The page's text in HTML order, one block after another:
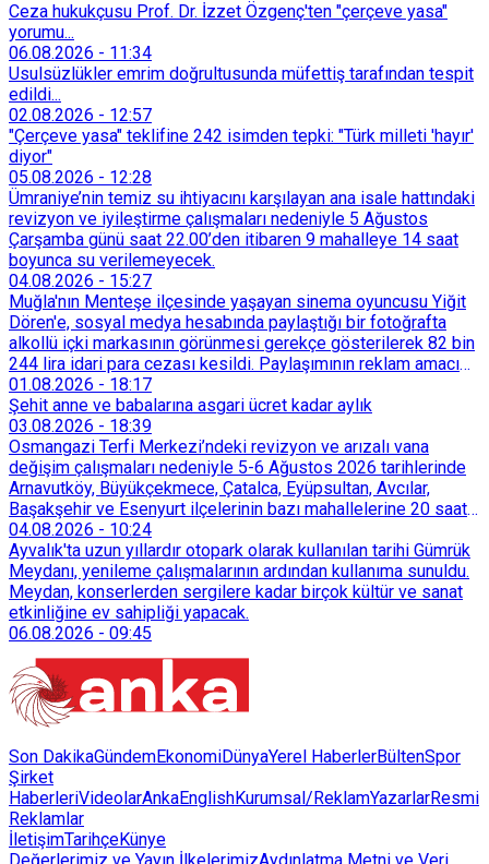
Ceza hukukçusu Prof. Dr. İzzet Özgenç'ten "çerçeve yasa"
yorumu...
06.08.2026 - 11:34
Usulsüzlükler emrim doğrultusunda müfettiş tarafından tespit
edildi...
02.08.2026 - 12:57
"Çerçeve yasa" teklifine 242 isimden tepki: "Türk milleti 'hayır'
diyor"
05.08.2026 - 12:28
Ümraniye’nin temiz su ihtiyacını karşılayan ana isale hattındaki
revizyon ve iyileştirme çalışmaları nedeniyle 5 Ağustos
Çarşamba günü saat 22.00’den itibaren 9 mahalleye 14 saat
boyunca su verilemeyecek.
04.08.2026 - 15:27
Muğla'nın Menteşe ilçesinde yaşayan sinema oyuncusu Yiğit
Dören'e, sosyal medya hesabında paylaştığı bir fotoğrafta
alkollü içki markasının görünmesi gerekçe gösterilerek 82 bin
244 lira idari para cezası kesildi. Paylaşımının reklam amacı
taşımadığını savunan Dören, cezanın iptali için yargıya
başvurdu.
01.08.2026 - 18:17
Şehit anne ve babalarına asgari ücret kadar aylık
03.08.2026 - 18:39
Osmangazi Terfi Merkezi’ndeki revizyon ve arızalı vana
değişim çalışmaları nedeniyle 5-6 Ağustos 2026 tarihlerinde
Arnavutköy, Büyükçekmece, Çatalca, Eyüpsultan, Avcılar,
Başakşehir ve Esenyurt ilçelerinin bazı mahallelerine 20 saat
süreyle su verilemeyecek.
04.08.2026 - 10:24
Ayvalık'ta uzun yıllardır otopark olarak kullanılan tarihi Gümrük
Meydanı, yenileme çalışmalarının ardından kullanıma sunuldu.
Meydan, konserlerden sergilere kadar birçok kültür ve sanat
etkinliğine ev sahipliği yapacak.
06.08.2026 - 09:45
Son DakikaGündemEkonomiDünyaYerel HaberlerBültenSpor
Şirket
HaberleriVideolarAnkaEnglishKurumsal/ReklamYazarlarResmi
Reklamlar
İletişimTarihçeKünye